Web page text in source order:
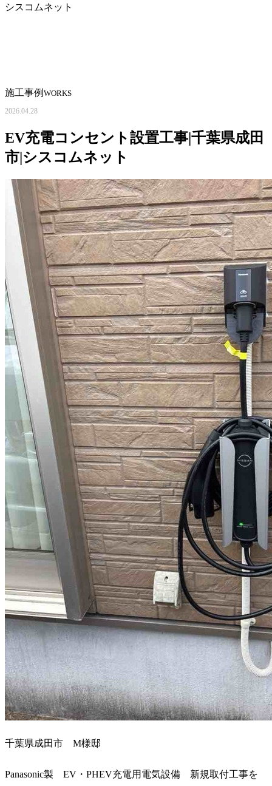
シスコムネット
施工事例 WORKS
2026.04.28
EV充電コンセント設置工事|千葉県成田
市|シスコムネット
千葉県成田市 M様邸
Panasonic製 EV・PHEV充電用電気設備 新規取付工事を